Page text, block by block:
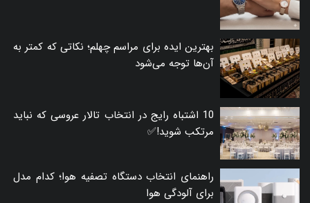
بهترین ایده برای مراسم چهلم؛ نکاتی که کمتر به
آن‌ها توجه می‌شود
10 اشتباه رایج در انتخاب تالار عروسی که نباید
مرتکب شوید!✅
راهنمای انتخاب دستگاه تصفیه هوا؛ کدام مدل
برای آلودگی هوا